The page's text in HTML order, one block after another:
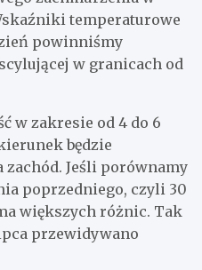
temperaturowe
powinniśmy
w granicach od
w zakresie od 4 do 6
będzie
zachód. Jeśli porównamy
poprzedniego, czyli 30
większych różnic. Tak
przewidywano